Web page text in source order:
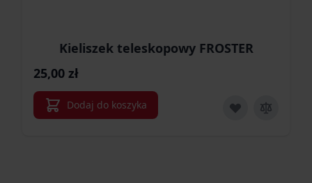
Kieliszek teleskopowy FROSTER
25,00 zł
Dodaj do koszyka